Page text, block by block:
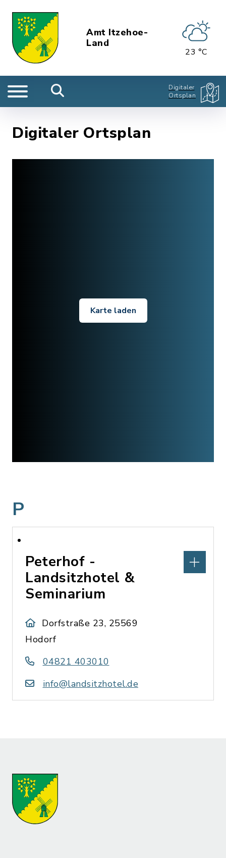
Amt Itzehoe-
Land
23 °C
Digitaler
Ortsplan
Digitaler Ortsplan
Karte laden
P
Peterhof -
Landsitzhotel &
Seminarium
Dorfstraße 23, 25569
Hodorf
04821 403010
info@landsitzhotel.de